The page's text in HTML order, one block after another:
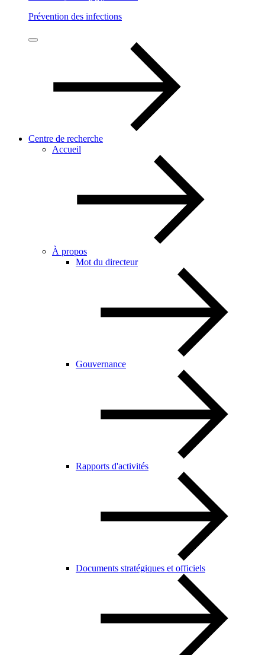
Prévention des infections
Centre de recherche
Accueil
À propos
Mot du directeur
Gouvernance
Rapports d'activités
Documents stratégiques et officiels